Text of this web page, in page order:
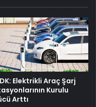
Elektrikli Araç Şarj
Kurulu
Arttı